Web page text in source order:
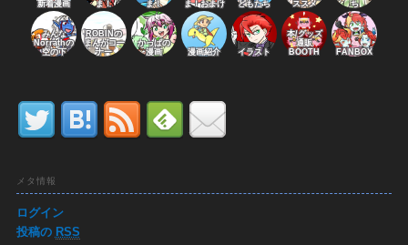
新着漫画
ま！
ま！
ま！おまけ
どもたち
ススメ
ち
みんな
Norrathの
空の下
ROBINの
まんがコー
ナー
かっぱの
漫画
漫画紹介 イラスト
本/グッズ
通販
BOOTH
FANBOX
メタ情報
ログイン
投稿の RSS